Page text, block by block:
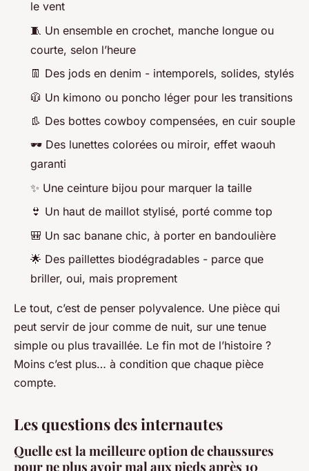
le vent
🧵 Un ensemble en crochet, manche longue ou
courte, selon l’heure
👖 Des jods en denim - intemporels, solides, stylés
🧥 Un kimono ou poncho léger pour les transitions
👢 Des bottes cowboy compensées, en cuir souple
🕶️ Des lunettes colorées ou miroir, effet waouh
garanti
✨ Une ceinture bijou pour marquer la taille
👙 Un haut de maillot stylisé, porté comme top
🎒 Un sac banane chic, à porter en bandoulière
🌟 Des paillettes biodégradables - parce que
briller, oui, mais proprement
Le tout, c’est de penser polyvalence. Une pièce qui
peut servir de jour comme de nuit, sur une tenue
simple ou plus travaillée. Le fin mot de l’histoire ?
Moins c’est plus… à condition que chaque pièce
compte.
Les questions des internautes
Quelle est la meilleure option de chaussures
pour ne plus avoir mal aux pieds après 10